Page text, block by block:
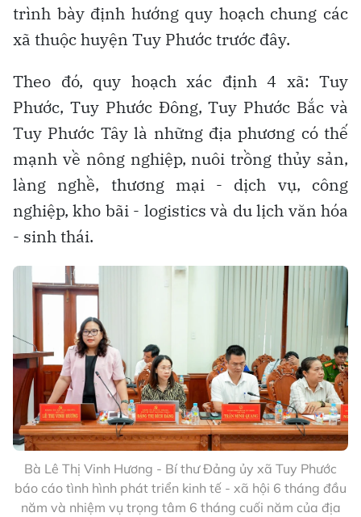
trình bày định hướng quy hoạch chung các
xã thuộc huyện Tuy Phước trước đây.
Theo đó, quy hoạch xác định 4 xã: Tuy
Phước, Tuy Phước Đông, Tuy Phước Bắc và
Tuy Phước Tây là những địa phương có thế
mạnh về nông nghiệp, nuôi trồng thủy sản,
làng nghề, thương mại - dịch vụ, công
nghiệp, kho bãi - logistics và du lịch văn hóa
- sinh thái.
Bà Lê Thị Vinh Hương - Bí thư Đảng ủy xã Tuy Phước
báo cáo tình hình phát triển kinh tế - xã hội 6 tháng đầu
năm và nhiệm vụ trọng tâm 6 tháng cuối năm của địa